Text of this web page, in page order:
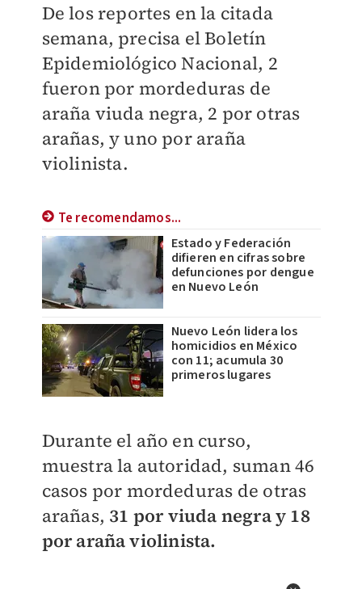
De los reportes en la citada
semana, precisa el Boletín
Epidemiológico Nacional, 2
fueron por mordeduras de
araña viuda negra, 2 por otras
arañas, y uno por araña
violinista.
Te recomendamos...
Estado y Federación
difieren en cifras sobre
defunciones por dengue
en Nuevo León
Nuevo León lidera los
homicidios en México
con 11; acumula 30
primeros lugares
Durante el año en curso,
muestra la autoridad, suman 46
casos por mordeduras de otras
arañas, 31 por viuda negra y 18
por araña violinista.